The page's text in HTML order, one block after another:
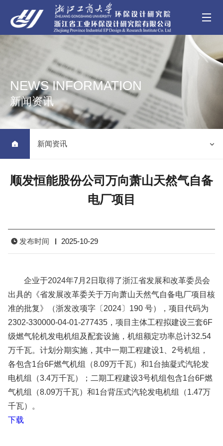
NEWS INFORMATION
新闻资讯
 新闻资讯 
顺发恒能股份公司万向萧山天然气自备
电厂项目
发布时间 2025-10-29
企业于2024年7月2日取得了浙江省发展和改革委员会
出具的《省发展改革委关于万向萧山天然气自备电厂项目核
准的批复》（浙发改项字〔2024〕190 号），项目代码为
2302-330000-04-01-277435，项目主体工程拟建设三套6F
级燃气轮机发电机组及配套设施，机组额定功率总计32.54
万千瓦。计划分期实施，其中一期工程建设1、2号机组，
各包含1台6F燃气机组（8.09万千瓦）和1台抽凝式汽轮发
电机组（3.4万千瓦）；二期工程建设3号机组包含1台6F燃
气机组（8.09万千瓦）和1台背压式汽轮发电机组（1.47万
千瓦）。
下载